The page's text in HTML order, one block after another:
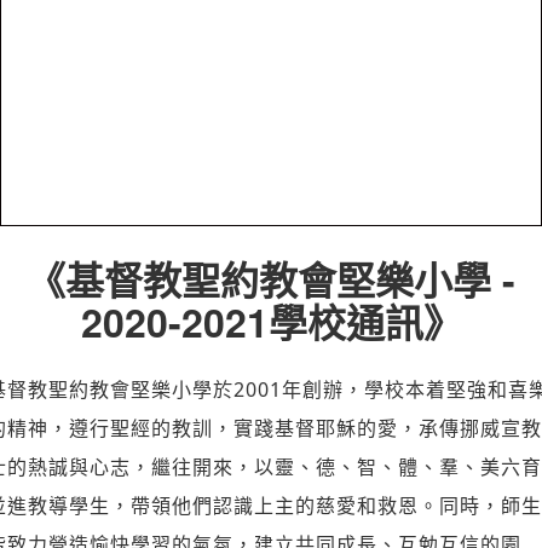
《基督教聖約教會堅樂小學 -
2020-2021學校通訊》
督教聖約教會堅樂小學於2001年創辦，學校本着堅強和喜
精神，遵行聖經的教訓，實踐基督耶穌的愛，承傳挪威宣教
的熱誠與心志，繼往開來，以靈、德、智、體、羣、美六育
進教導學生，帶領他們認識上主的慈愛和救恩。同時，師生